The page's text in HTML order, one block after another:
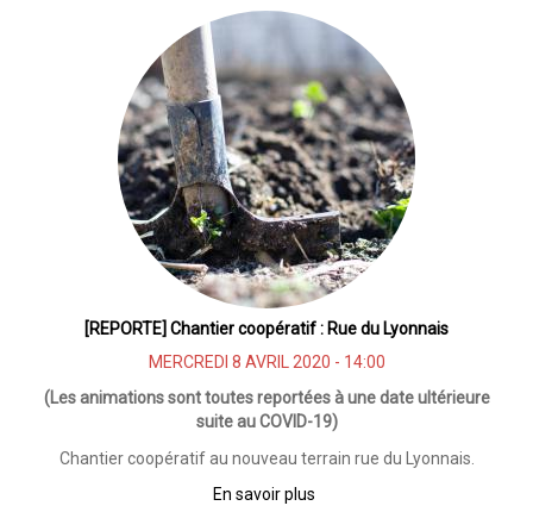
Potager
Paresseux
[REPORTE] Chantier coopératif : Rue du Lyonnais
MERCREDI 8 AVRIL 2020 - 14:00
(Les animations sont toutes reportées à une date ultérieure
suite au COVID-19)
Chantier coopératif au nouveau terrain rue du Lyonnais.
En savoir plus